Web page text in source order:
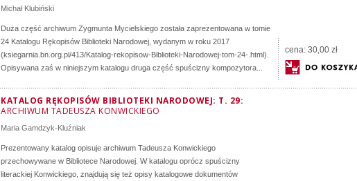
Michał Klubiński
Duża część archiwum Zygmunta Mycielskiego została zaprezentowana w tomie
24 Katalogu Rękopisów Biblioteki Narodowej, wydanym w roku 2017
(ksiegarnia.bn.org.pl/413/Katalog-rekopisow-Biblioteki-Narodowej-tom-24-.html).
Opisywana zaś w niniejszym katalogu druga część spuścizny kompozytora...
cena: 30,00 zł
KATALOG RĘKOPISÓW BIBLIOTEKI NARODOWEJ: T. 29:
ARCHIWUM TADEUSZA KONWICKIEGO
Maria Gamdzyk-Kluźniak
Prezentowany katalog opisuje archiwum Tadeusza Konwickiego
przechowywane w Bibliotece Narodowej. W katalogu oprócz spuścizny
literackiej Konwickiego, znajdują się też opisy katalogowe dokumentów